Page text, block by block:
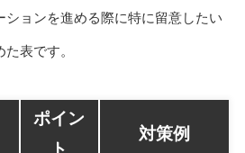
ションを進める際に特に留意したい
表です。
ポイン
ト
対策例